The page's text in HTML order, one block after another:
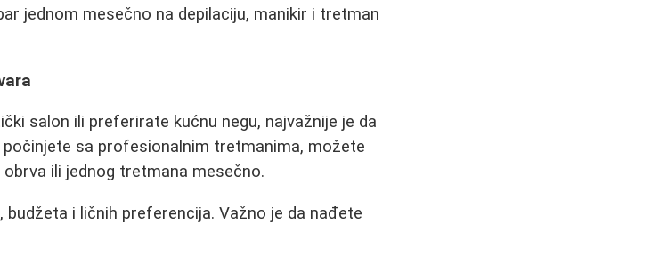
jednom mesečno na depilaciju, manikir i tretman
salon ili preferirate kućnu negu, najvažnije je da
sa profesionalnim tretmanima, možete
ili jednog tretmana mesečno.
i ličnih preferencija. Važno je da nađete